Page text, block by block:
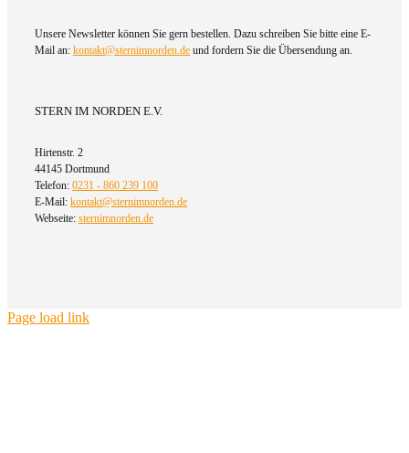
Unsere Newsletter können Sie gern bestellen. Dazu schreiben Sie bitte eine E-
Mail an: kontakt@sternimnorden.de und fordern Sie die Übersendung an.
STERN IM NORDEN E.V.
Hirtenstr. 2
44145 Dortmund
Telefon: 0231 - 860 239 100
E-Mail: kontakt@sternimnorden.de
Webseite: sternimnorden.de
Page load link